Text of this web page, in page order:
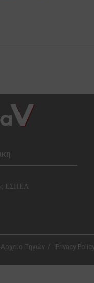
ΕΣHΕΑ
Αρχείο Πηγών Privacy